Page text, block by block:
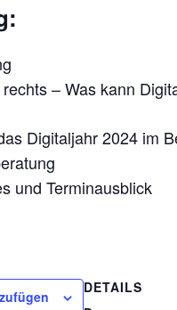
– Was kann
Digitaljahr 2024 im
und Terminausblick
DETAILS